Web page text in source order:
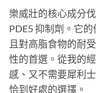
樂威壯的核心成分
PDE5 抑制劑。它
且對高脂食物的耐
性的首選。從我的
感、又不需要犀利
恰到好處的選擇。